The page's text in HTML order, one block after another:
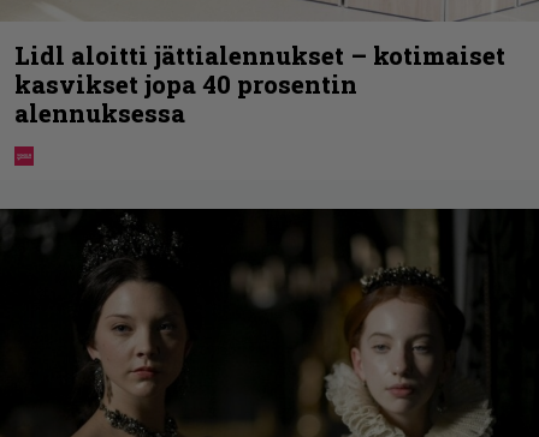
Lidl aloitti jättialennukset – kotimaiset
kasvikset jopa 40 prosentin
alennuksessa